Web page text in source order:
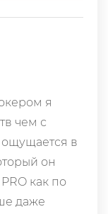
я
чем с
в
он
как по
даже